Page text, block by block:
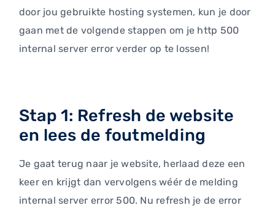
door jou gebruikte hosting systemen, kun je door
gaan met de volgende stappen om je http 500
internal server error verder op te lossen!
Stap 1: Refresh de website
en lees de foutmelding
Je gaat terug naar je website, herlaad deze een
keer en krijgt dan vervolgens wéér de melding
internal server error 500. Nu refresh je de error